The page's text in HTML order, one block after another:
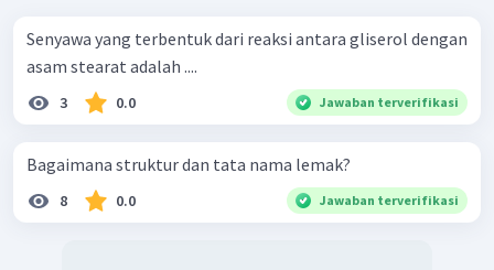
Senyawa yang terbentuk dari reaksi antara gliserol dengan
asam stearat adalah ....
3 0.0 Jawaban terverifikasi
Bagaimana struktur dan tata nama lemak?
8 0.0 Jawaban terverifikasi